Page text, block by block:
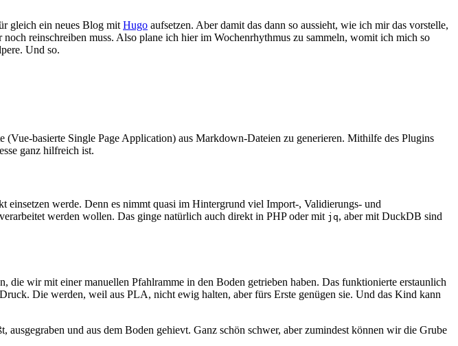
gleich ein neues Blog mit Hugo aufsetzen. Aber damit das dann so aussieht, wie ich mir das vorstelle,
reinschreiben muss. Also plane ich hier im Wochenrhythmus zu sammeln, womit ich mich so
Und so.
(Vue-basierte Single Page Application) aus Markdown-Dateien zu generieren. Mithilfe des Plugins
ganz hilfreich ist.
einsetzen werde. Denn es nimmt quasi im Hintergrund viel Import-, Validierungs- und
werden wollen. Das ginge natürlich auch direkt in PHP oder mit jq, aber mit DuckDB sind
die wir mit einer manuellen Pfahlramme in den Boden getrieben haben. Das funktionierte erstaunlich
Die werden, weil aus PLA, nicht ewig halten, aber fürs Erste genügen sie. Und das Kind kann
und aus dem Boden gehievt. Ganz schön schwer, aber zumindest können wir die Grube